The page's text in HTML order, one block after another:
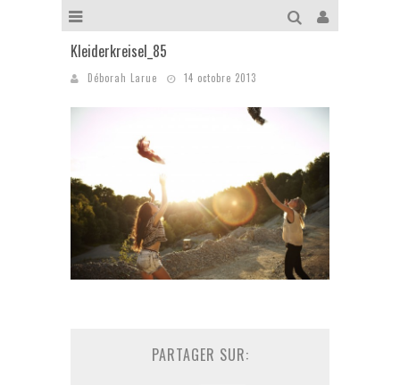
Kleiderkreisel_85
Déborah Larue 14 octobre 2013
PARTAGER SUR: